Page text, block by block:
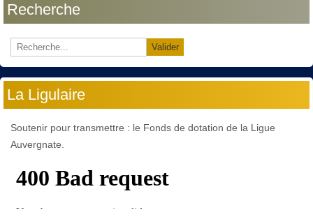
Recherche
Valider
La Ligulaire
Soutenir pour transmettre : le Fonds de dotation de la Ligue
Auvergnate.